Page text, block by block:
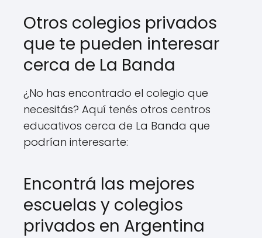
Otros colegios privados
que te pueden interesar
cerca de La Banda
¿No has encontrado el colegio que
necesitás? Aquí tenés otros centros
educativos cerca de La Banda que
podrían interesarte:
Encontrá las mejores
escuelas y colegios
privados en Argentina